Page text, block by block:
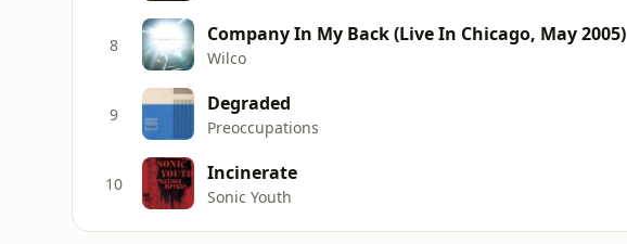
8 Company In My Back (Live In Chicago, May 2005)
Wilco
9 Degraded
Preoccupations
10 Incinerate
Sonic Youth